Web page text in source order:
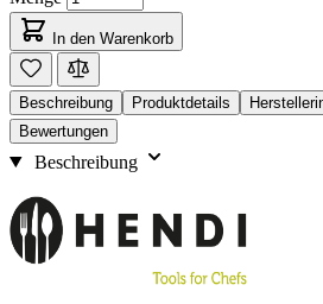
In den Warenkorb
Beschreibung Produktdetails
Bewertungen
Beschreibung